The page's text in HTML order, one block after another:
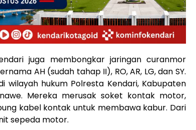
juga membongkar jaringan curanmor
AH (sudah tahap II), RO, AR, LG, dan SY.
wilayah hukum Polresta Kendari, Kabupaten
Mereka merusak soket kontak motor,
kabel kontak untuk membawa kabur. Dari
sepeda motor.